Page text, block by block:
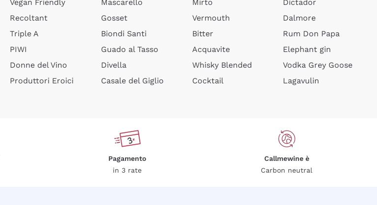
Vegan Friendly
Recoltant
Triple A
PIWI
Donne del Vino
Produttori Eroici
Mascarello
Gosset
Biondi Santi
Guado al Tasso
Divella
Casale del Giglio
Mirto
Vermouth
Bitter
Acquavite
Whisky Blended
Cocktail
Dictador
Dalmore
Rum Don Papa
Elephant gin
Vodka Grey Goose
Lagavulin
Pagamento
in 3 rate
Callmewine è
Carbon neutral